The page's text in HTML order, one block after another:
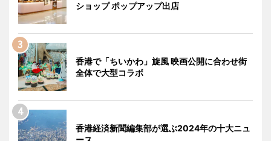
ショップ ポップアップ出店
香港で「ちいかわ」旋風 映画公開に合わせ街
全体で大型コラボ
香港経済新聞編集部が選ぶ2024年の十大ニュ